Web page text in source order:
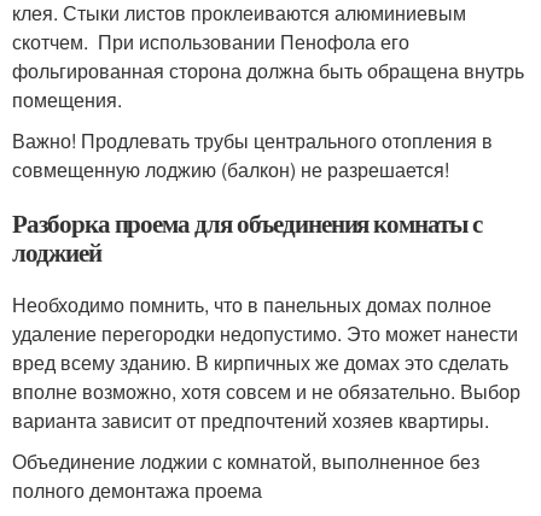
клея. Стыки листов проклеиваются алюминиевым
скотчем. При использовании Пенофола его
фольгированная сторона должна быть обращена внутрь
помещения.
Важно! Продлевать трубы центрального отопления в
совмещенную лоджию (балкон) не разрешается!
Разборка проема для объединения комнаты с
лоджией
Необходимо помнить, что в панельных домах полное
удаление перегородки недопустимо. Это может нанести
вред всему зданию. В кирпичных же домах это сделать
вполне возможно, хотя совсем и не обязательно. Выбор
варианта зависит от предпочтений хозяев квартиры.
Объединение лоджии с комнатой, выполненное без
полного демонтажа проема